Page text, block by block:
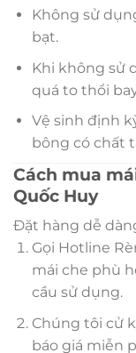
Không sử
bạt.
Khi không sử
quá to thổi
Vệ sinh định
bông có chất
Cách mua
Quốc Huy
Đặt hàng dễ
Gọi Hotline
mái che phù
cầu sử dụng.
Chúng tôi cử
báo giá miễn